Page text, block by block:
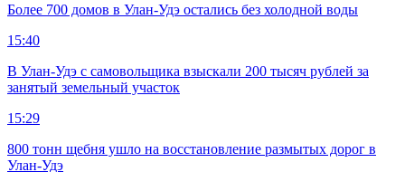
Более 700 домов в Улан-Удэ остались без холодной воды
15:40
В Улан-Удэ с самовольщика взыскали 200 тысяч рублей за
занятый земельный участок
15:29
800 тонн щебня ушло на восстановление размытых дорог в
Улан-Удэ